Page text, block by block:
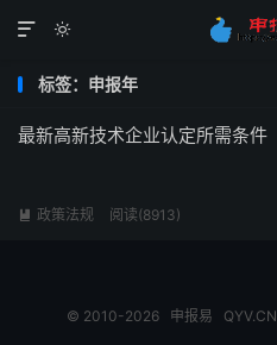


标签：申报年
最新高新技术企业认定所需条件
 政策法规 阅读(8913)
© 2010-2026 申报易 QYV.CN